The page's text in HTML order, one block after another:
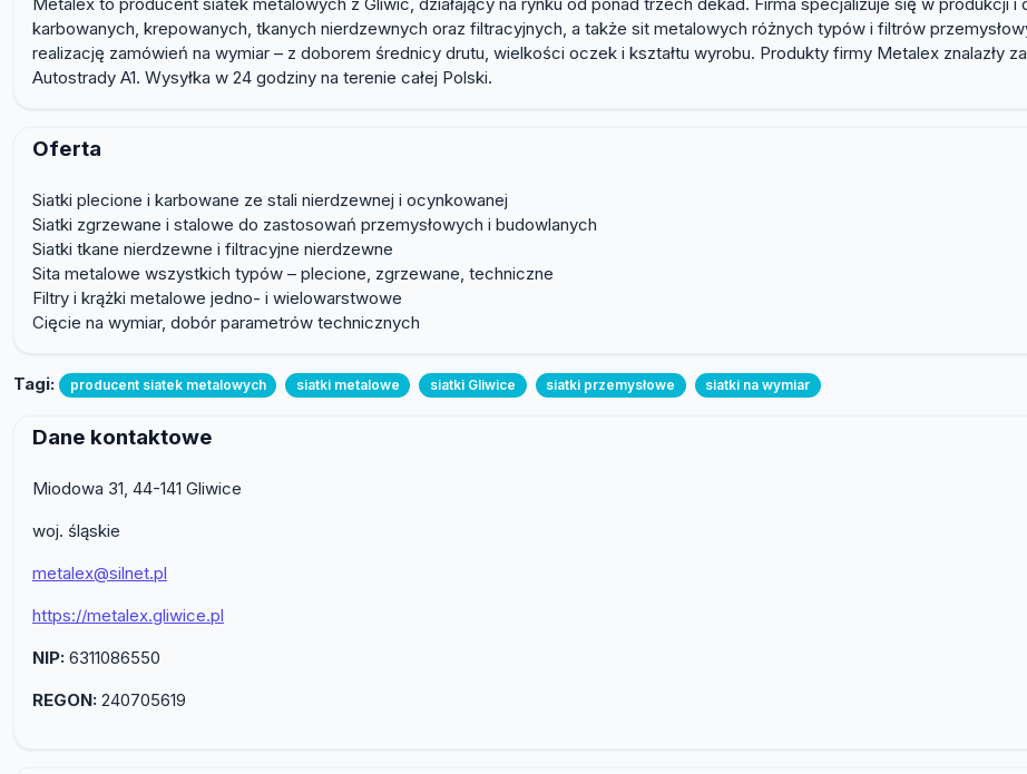
karbowanych, krepowanych, tkanych nierdzewnych oraz filtracyjnych, a także sit metalowych różnych typów i filtrów
realizację zamówień na wymiar – z doborem średnicy drutu, wielkości oczek i kształtu wyrobu. Produkty firmy Metalex znalazły
Autostrady A1. Wysyłka w 24 godziny na terenie całej Polski.
Oferta
Siatki plecione i karbowane ze stali nierdzewnej i ocynkowanej
Siatki zgrzewane i stalowe do zastosowań przemysłowych i budowlanych
Siatki tkane nierdzewne i filtracyjne nierdzewne
Sita metalowe wszystkich typów – plecione, zgrzewane, techniczne
Filtry i krążki metalowe jedno- i wielowarstwowe
Cięcie na wymiar, dobór parametrów technicznych
Tagi: producent siatek metalowych siatki metalowe siatki Gliwice siatki przemysłowe siatki na wymiar
Dane kontaktowe
Miodowa 31, 44-141 Gliwice
woj. śląskie
metalex@silnet.pl
https://metalex.gliwice.pl
NIP: 6311086550
REGON: 240705619